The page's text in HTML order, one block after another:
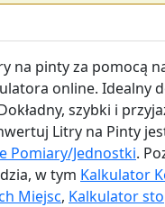
na pinty za pomocą
online. Idealny
szybki i
Litry na Pinty
Pomiary/Jednostki.
w tym Kalkulator
Miejsc, Kalkulator